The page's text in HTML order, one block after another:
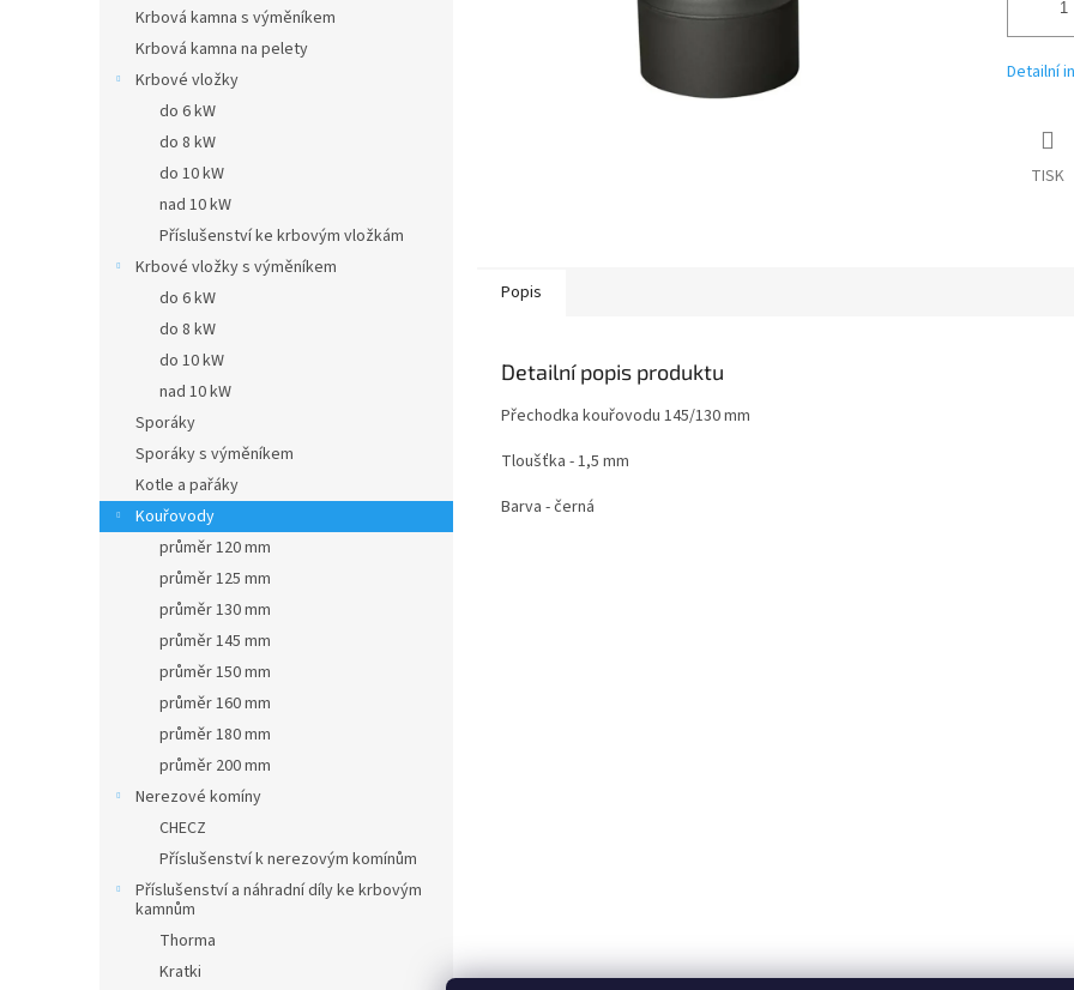
Krbová kamna s výměníkem
Krbová kamna na pelety
Krbové vložky
do 6 kW
do 8 kW
do 10 kW
nad 10 kW
Příslušenství ke krbovým vložkám
Krbové vložky s výměníkem
do 6 kW
do 8 kW
do 10 kW
nad 10 kW
Sporáky
Sporáky s výměníkem
Kotle a pařáky
Kouřovody
průměr 120 mm
průměr 125 mm
průměr 130 mm
průměr 145 mm
průměr 150 mm
průměr 160 mm
průměr 180 mm
průměr 200 mm
Nerezové komíny
CHECZ
Příslušenství k nerezovým komínům
Příslušenství a náhradní díly ke krbovým
kamnům
Thorma
Kratki
Detailní
TISK
Popis
Detailní popis produktu
Přechodka kouřovodu 145/130 mm
Tloušťka - 1,5 mm
Barva - černá